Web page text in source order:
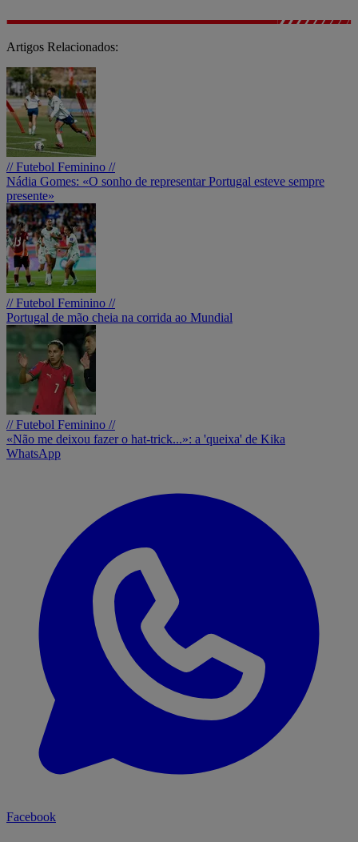
Artigos Relacionados:
// Futebol Feminino //
Nádia Gomes: «O sonho de representar Portugal esteve sempre
presente»
// Futebol Feminino //
Portugal de mão cheia na corrida ao Mundial
// Futebol Feminino //
«Não me deixou fazer o hat-trick...»: a 'queixa' de Kika
WhatsApp
Facebook